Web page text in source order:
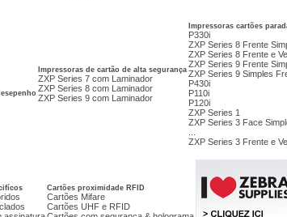
Impressoras de cartão de alta segurança
ZXP Series 7 com Laminador
ZXP Series 8 com Laminador
ZXP Series 9 com Laminador
Impressoras cartões
P330i
ZXP Series 8 Frente
ZXP Series 8 Frente e
ZXP Series 9 Frente
ZXP Series 9 Simples
P430i
P110i
P120i
ZXP Series 1
ZXP Series 3 Face
ZXP Series 3 Frente e
Cartões proximidade RFID
Cartões Mifare
Cartões UHF e RFID